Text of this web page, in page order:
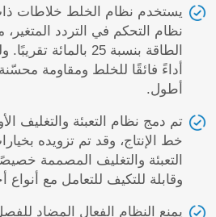
يستخدم نظام الخلط خلاطات
نظام التحكم في التردد
الطاقة بنسبة 25
أداءً فائقًا للخلط ومقاومة
أطول.
تم دمج نظام التعبئة والتغليف
خط الإنتاج، وقد تم تزويده
التعبئة والتغليف المصممة
وقابلة للتكيف للتعامل مع
يمنع النظام الفعال المضاد